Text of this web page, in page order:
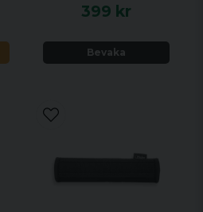
399 kr
Bevaka